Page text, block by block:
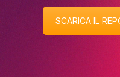
SCARICA IL